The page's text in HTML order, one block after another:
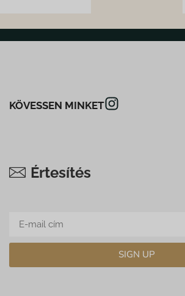
KÖVESSEN MINKET
Értesítés
SIGN UP